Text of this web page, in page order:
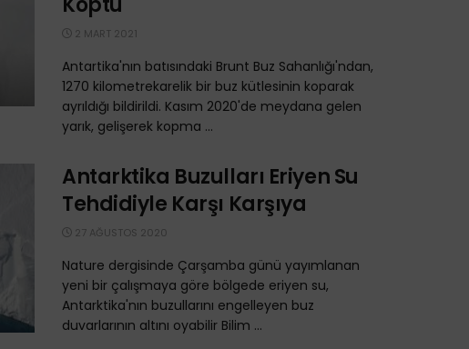
2 MART 2021
Antartika'nın batısındaki Brunt Buz Sahanlığı'ndan,
1270 kilometrekarelik bir buz kütlesinin koparak
ayrıldığı bildirildi. Kasım 2020'de meydana gelen
yarık, gelişerek kopma ...
Antarktika Buzulları Eriyen Su
Tehdidiyle Karşı Karşıya
27 AĞUSTOS 2020
Nature dergisinde Çarşamba günü yayımlanan
yeni bir çalışmaya göre bölgede eriyen su,
Antarktika'nın buzullarını engelleyen buz
duvarlarının altını oyabilir Bilim ...